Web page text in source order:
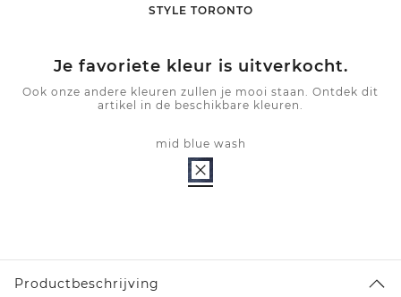
-
STYLE TORONTO
Je favoriete kleur is uitverkocht.
Ook onze andere kleuren zullen je mooi staan. Ontdek dit
artikel in de beschikbare kleuren.
mid blue wash
Productbeschrijving